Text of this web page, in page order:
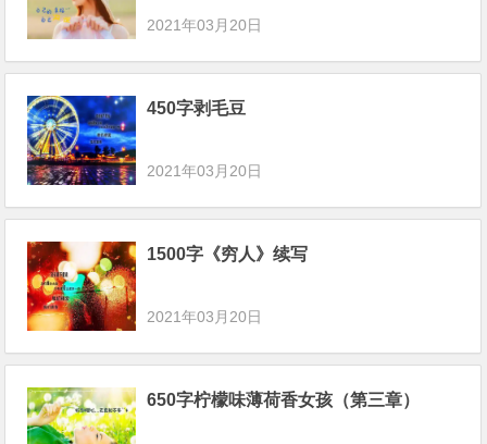
2021年03月20日
450字剥毛豆
2021年03月20日
1500字《穷人》续写
2021年03月20日
650字柠檬味薄荷香女孩（第三章）